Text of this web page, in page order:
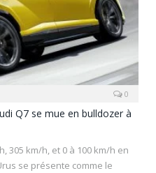
0
Q7 se mue en bulldozer à
305 km/h, et 0 à 100 km/h en
se présente comme le